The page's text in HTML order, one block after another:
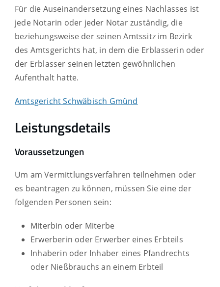
Für die Auseinandersetzung eines Nachlasses ist
jede Notarin oder jeder Notar zuständig, die
beziehungsweise der seinen Amtssitz im Bezirk
des Amtsgerichts hat, in dem die Erblasserin oder
der Erblasser seinen letzten gewöhnlichen
Aufenthalt hatte.
Amtsgericht Schwäbisch Gmünd
Leistungsdetails
Voraussetzungen
Um am Vermittlungsverfahren teilnehmen oder
es beantragen zu können, müssen Sie eine der
folgenden Personen sein:
Miterbin oder Miterbe
Erwerberin oder Erwerber eines Erbteils
Inhaberin oder Inhaber eines Pfandrechts
oder Nießbrauchs an einem Erbteil